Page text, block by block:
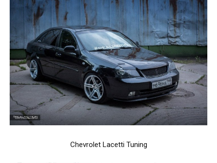
Chevrolet Lacetti Tuning